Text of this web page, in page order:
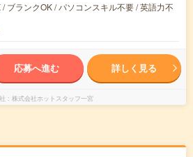
ブランクOK / パソコンスキル不要 / 英語力不
応募へ進む 詳しく見る
株式会社ホットスタッフ一宮